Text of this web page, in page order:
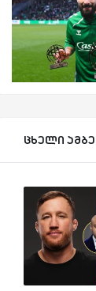
ცხელი